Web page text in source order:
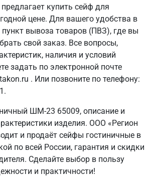
купить сейф для
цене. Для вашего удобства в
пункт вывоза товаров (ПВЗ), где вы
свой заказ. Все вопросы,
наличия и условий
задать по электронной почте
. Или позвоните по телефону:
ШМ-23 65009, описание и
изделия. ООО «Регион
и продаёт сейфы гостиничные в
по всей России, гарантия и скидки
Сделайте выбор в пользу
и практичности!